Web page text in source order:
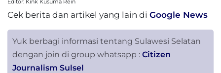
Editor: Kink Kusuma Rein
Cek berita dan artikel yang lain di Google News
Yuk berbagi informasi tentang Sulawesi Selatan
dengan join di group whatsapp : Citizen
Journalism Sulsel